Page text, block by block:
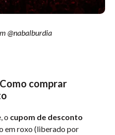
@nabalburdia
comprar
o cupom de desconto
em roxo (liberado por